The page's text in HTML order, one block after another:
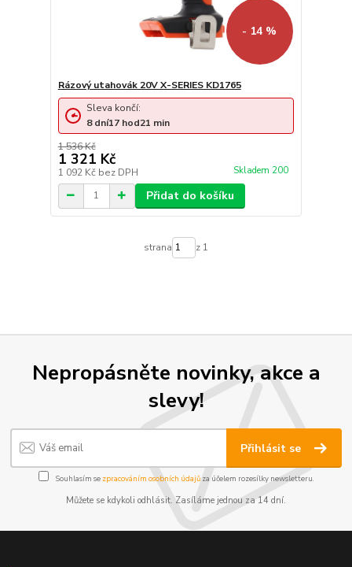
- 14 %
Rázový utahovák 20V X-SERIES KD1765
1 536 Kč
1 321 Kč
1 092 Kč bez DPH Skladem 200
Sleva končí:
8 dní17 hod21 min
Přidat do košíku
strana z 1
Nepropásněte novinky, akce a
slevy!
Přihlásit se
Souhlasím se zpracováním osobních údajůza účelem rozesílky newsletteru.
Můžete se kdykoli odhlásit. Zasíláme jednou za 14 dní.